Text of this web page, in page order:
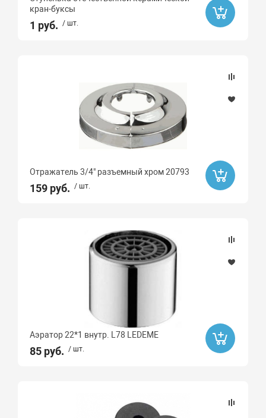
кран-буксы
1 руб. / шт.
Отражатель 3/4" разъемный хром 20793
159 руб. / шт.
Аэратор 22*1 внутр. L78 LEDEME
85 руб. / шт.